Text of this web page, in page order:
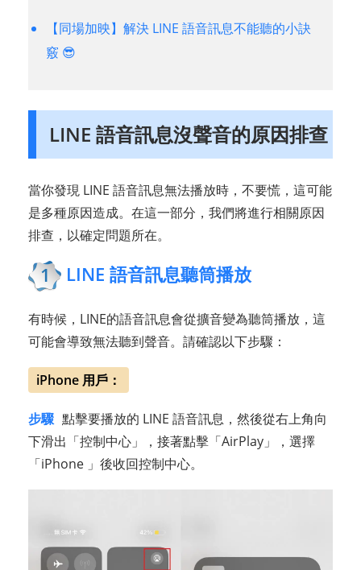
【同場加映】解決 LINE 語音訊息不能聽的小訣
竅 😎
LINE 語音訊息沒聲音的原因排查
當你發現 LINE 語音訊息無法播放時，不要慌，這可能
是多種原因造成。在這一部分，我們將進行相關原因
排查，以確定問題所在。
1 LINE 語音訊息聽筒播放
有時候，LINE的語音訊息會從擴音變為聽筒播放，這
可能會導致無法聽到聲音。請確認以下步驟：
iPhone 用戶：
步驟 點擊要播放的 LINE 語音訊息，然後從右上角向
下滑出「控制中心」，接著點擊「AirPlay」，選擇
「iPhone 」後收回控制中心。